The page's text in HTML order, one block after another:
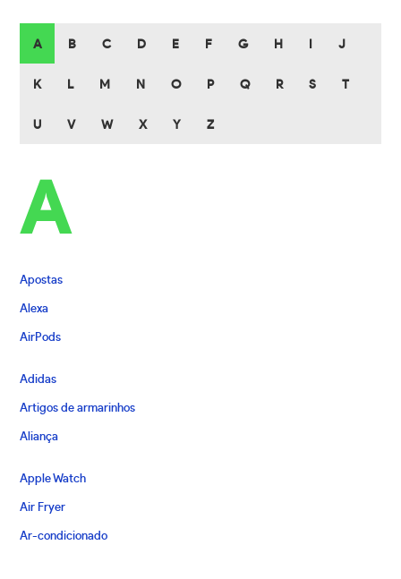
A B C D E F G H J
K L M N O P Q R S T
U V W X Y Z
A
Apostas
Alexa
AirPods
Adidas
Artigos de armarinhos
Aliança
Apple Watch
Air Fryer
Ar-condicionado